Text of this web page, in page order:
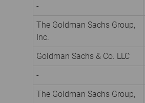
-
The Goldman Sachs Group,
Inc.
Goldman Sachs & Co. LLC
-
The Goldman Sachs Group,